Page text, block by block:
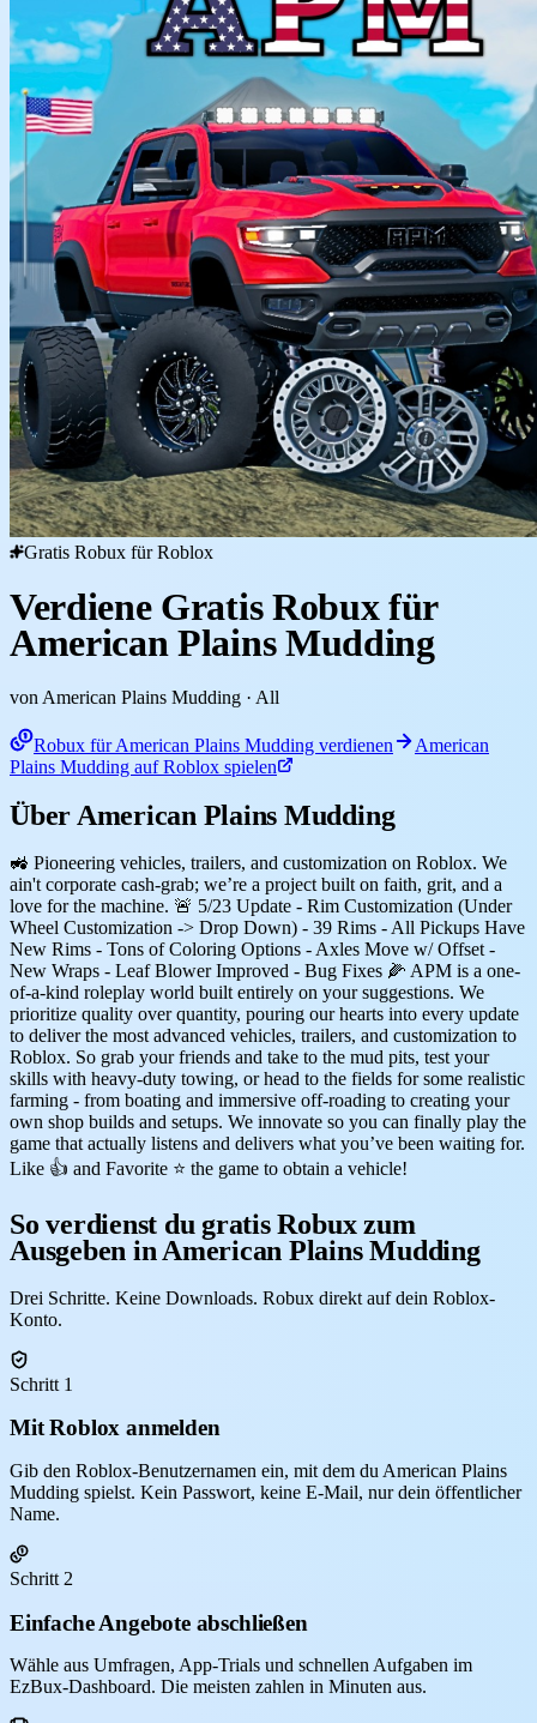
Gratis Robux für Roblox
Verdiene Gratis Robux für
American Plains Mudding
von American Plains Mudding · All
Robux für American Plains Mudding verdienen
American
Plains Mudding auf Roblox spielen
Über American Plains Mudding
🚜 Pioneering vehicles, trailers, and customization on Roblox. We
ain't corporate cash-grab; we’re a project built on faith, grit, and a
love for the machine. 🚨 5/23 Update - Rim Customization (Under
Wheel Customization -> Drop Down) - 39 Rims - All Pickups Have
New Rims - Tons of Coloring Options - Axles Move w/ Offset -
New Wraps - Leaf Blower Improved - Bug Fixes 🌽 APM is a one-
of-a-kind roleplay world built entirely on your suggestions. We
prioritize quality over quantity, pouring our hearts into every update
to deliver the most advanced vehicles, trailers, and customization to
Roblox. So grab your friends and take to the mud pits, test your
skills with heavy-duty towing, or head to the fields for some realistic
farming - from boating and immersive off-roading to creating your
own shop builds and setups. We innovate so you can finally play the
game that actually listens and delivers what you’ve been waiting for.
Like 👍 and Favorite ⭐ the game to obtain a vehicle!
So verdienst du gratis Robux zum
Ausgeben in American Plains Mudding
Drei Schritte. Keine Downloads. Robux direkt auf dein Roblox-
Konto.
Schritt 1
Mit Roblox anmelden
Gib den Roblox-Benutzernamen ein, mit dem du American Plains
Mudding spielst. Kein Passwort, keine E-Mail, nur dein öffentlicher
Name.
Schritt 2
Einfache Angebote abschließen
Wähle aus Umfragen, App-Trials und schnellen Aufgaben im
EzBux-Dashboard. Die meisten zahlen in Minuten aus.